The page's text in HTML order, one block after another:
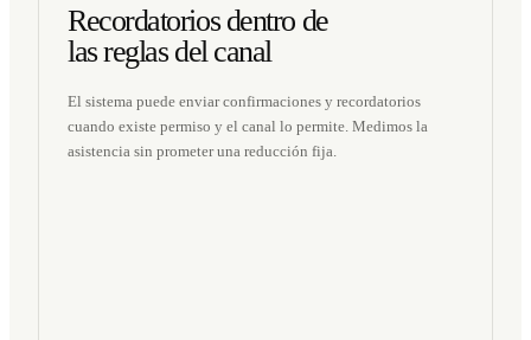
Recordatorios dentro de
las reglas del canal
El sistema puede enviar confirmaciones y recordatorios
cuando existe permiso y el canal lo permite. Medimos la
asistencia sin prometer una reducción fija.